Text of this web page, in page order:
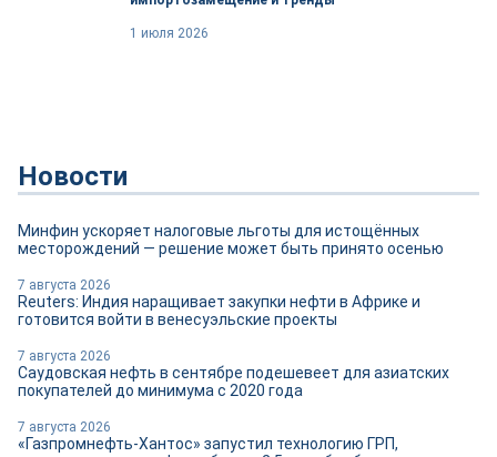
1 июля 2026
Новости
Минфин ускоряет налоговые льготы для истощённых
месторождений — решение может быть принято осенью
7 августа 2026
Reuters: Индия наращивает закупки нефти в Африке и
готовится войти в венесуэльские проекты
7 августа 2026
Саудовская нефть в сентябре подешевеет для азиатских
покупателей до минимума с 2020 года
7 августа 2026
«Газпромнефть-Хантос» запустил технологию ГРП,